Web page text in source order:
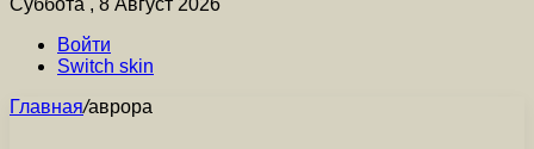
Суббота , 8 Август 2026
Войти
Switch skin
Главная/аврора